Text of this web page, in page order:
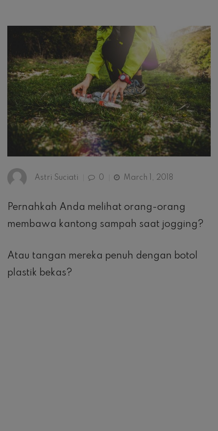
Astri Suciati 0 March 1, 2018
Pernahkah Anda melihat orang-orang
membawa kantong sampah saat jogging?
Atau tangan mereka penuh dengan botol
plastik bekas?